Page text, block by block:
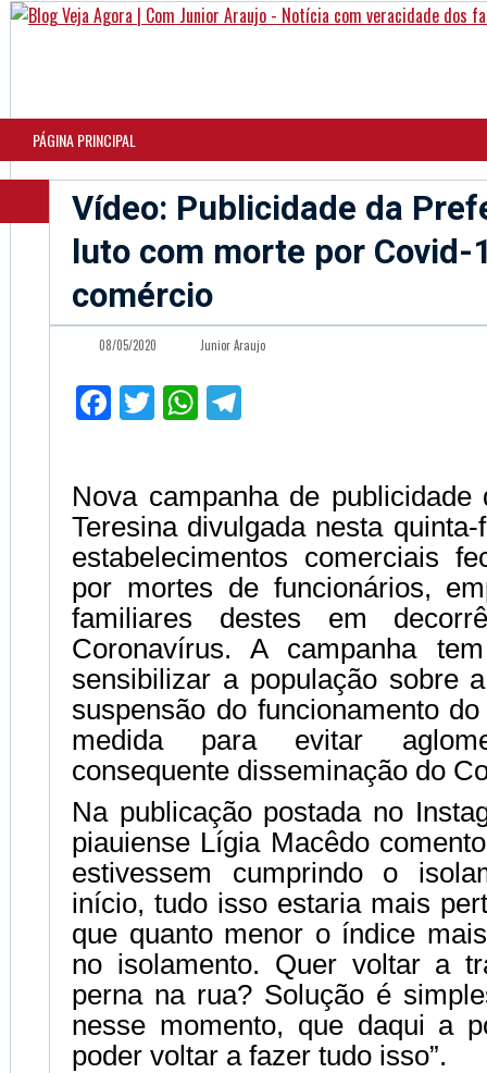
PÁGINA PRINCIPAL
Vídeo: Publicidade da
luto com morte por Covid-
comércio
08/05/2020 Junior Araujo
Facebook
TwitterWhatsApp
Nova campanha de publicidade
Teresina divulgada nesta
estabelecimentos comerciais
por mortes de funcionários,
familiares destes em
Coronavírus. A campanha
sensibilizar a população sobre
suspensão do funcionamento
medida para evitar
consequente disseminação do
Na publicação postada no
piauiense Lígia Macêdo
estivessem cumprindo o
início, tudo isso estaria mais
que quanto menor o índice
no isolamento. Quer voltar a
perna na rua? Solução é
nesse momento, que daqui a
poder voltar a fazer tudo isso”.